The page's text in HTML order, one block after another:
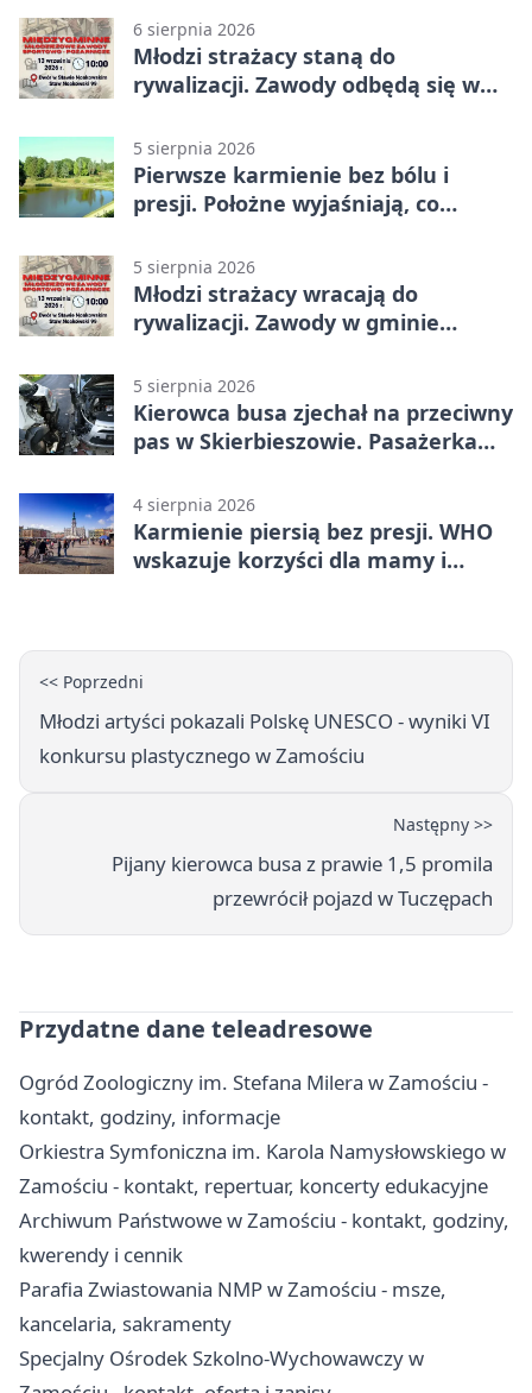
6 sierpnia 2026
Młodzi strażacy staną do
rywalizacji. Zawody odbędą się w
5 sierpnia 2026
Pierwsze karmienie bez bólu i
presji. Położne wyjaśniają, co
5 sierpnia 2026
Młodzi strażacy wracają do
rywalizacji. Zawody w gminie
5 sierpnia 2026
Kierowca busa zjechał na przeciwny
pas w Skierbieszowie. Pasażerka
4 sierpnia 2026
Karmienie piersią bez presji. WHO
wskazuje korzyści dla mamy i
<< Poprzedni
Młodzi artyści pokazali Polskę UNESCO - wyniki VI
konkursu plastycznego w Zamościu
Następny >>
Pijany kierowca busa z prawie 1,5 promila
przewrócił pojazd w Tuczępach
Przydatne dane teleadresowe
Ogród Zoologiczny im. Stefana Milera w Zamościu -
kontakt, godziny, informacje
Orkiestra Symfoniczna im. Karola Namysłowskiego w
Zamościu - kontakt, repertuar, koncerty edukacyjne
Archiwum Państwowe w Zamościu - kontakt, godziny,
kwerendy i cennik
Parafia Zwiastowania NMP w Zamościu - msze,
kancelaria, sakramenty
Specjalny Ośrodek Szkolno-Wychowawczy w